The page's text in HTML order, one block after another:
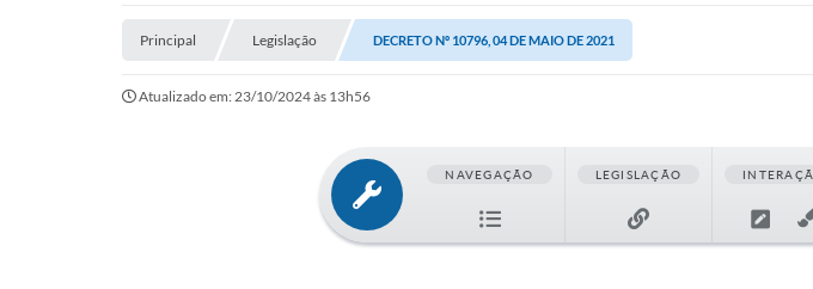
Principal Legislação DECRETO Nº 10796, 04 DE MAIO DE 2021
Atualizado em: 23/10/2024 às 13h56
NAVEGAÇÃO LEGISLAÇÃO